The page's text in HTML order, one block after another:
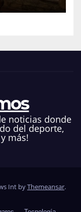
noticias donde
del deporte,
más!
Int byThemeansar.